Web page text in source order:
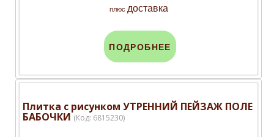
плюс доставка
ПОДРОБНЕЕ
Плитка с рисунком УТРЕННИЙ ПЕЙЗАЖ ПОЛЕ
БАБОЧКИ (Код: 6815230)